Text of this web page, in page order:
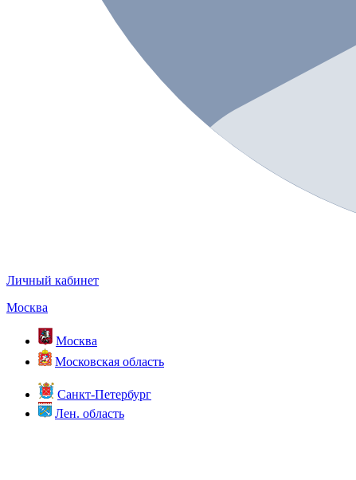
Личный кабинет
Москва
Москва
Московская область
Санкт-Петербург
Лен. область